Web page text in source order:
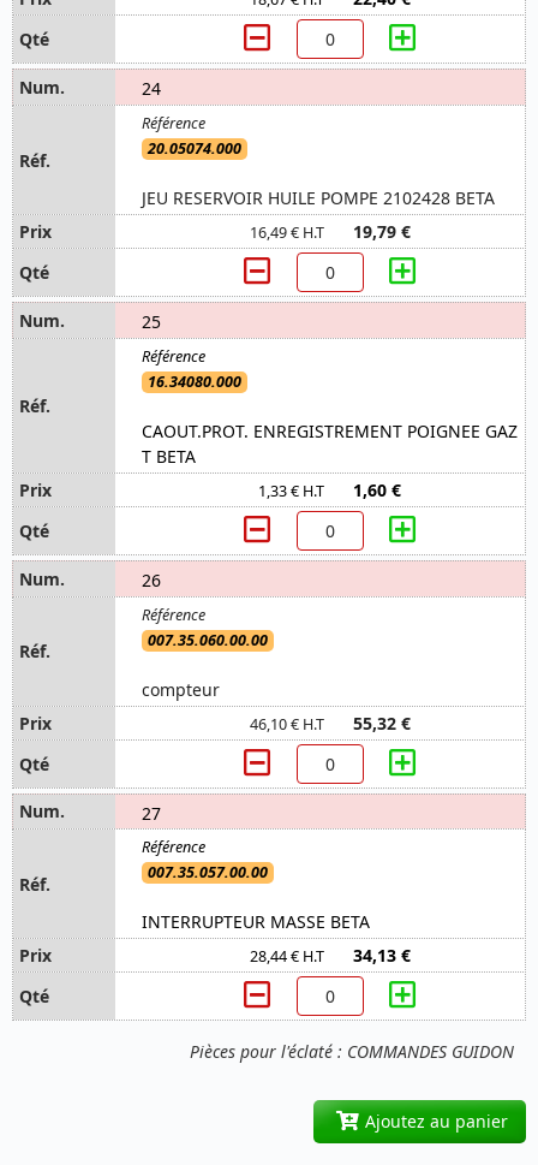
Pièces pour l'éclaté : COMMANDES GUIDON
24
20.05074.000
JEU RESERVOIR HUILE POMPE 2102428 BETA
16,49 € H.T 19,79 €
25
16.34080.000
CAOUT.PROT. ENREGISTREMENT POIGNEE GAZ
T BETA
1,33 € H.T 1,60 €
26
007.35.060.00.00
compteur
46,10 € H.T 55,32 €
27
007.35.057.00.00
INTERRUPTEUR MASSE BETA
28,44 € H.T 34,13 €
Ajoutez au panier